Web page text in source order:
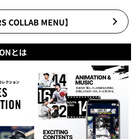
COLLAB MENU】
とは